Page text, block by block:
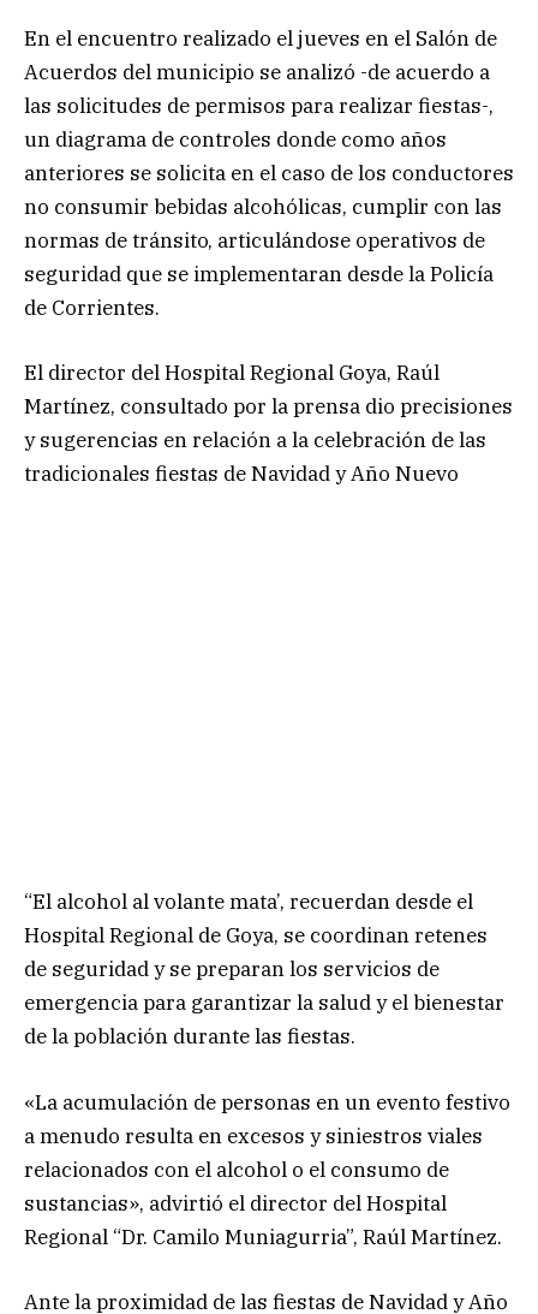
En el encuentro realizado el jueves en el Salón de
Acuerdos del municipio se analizó -de acuerdo a
las solicitudes de permisos para realizar fiestas-,
un diagrama de controles donde como años
anteriores se solicita en el caso de los conductores
no consumir bebidas alcohólicas, cumplir con las
normas de tránsito, articulándose operativos de
seguridad que se implementaran desde la Policía
de Corrientes.
El director del Hospital Regional Goya, Raúl
Martínez, consultado por la prensa dio precisiones
y sugerencias en relación a la celebración de las
tradicionales fiestas de Navidad y Año Nuevo
“El alcohol al volante mata’, recuerdan desde el
Hospital Regional de Goya, se coordinan retenes
de seguridad y se preparan los servicios de
emergencia para garantizar la salud y el bienestar
de la población durante las fiestas.
«La acumulación de personas en un evento festivo
a menudo resulta en excesos y siniestros viales
relacionados con el alcohol o el consumo de
sustancias», advirtió el director del Hospital
Regional “Dr. Camilo Muniagurria”, Raúl Martínez.
Ante la proximidad de las fiestas de Navidad y Año